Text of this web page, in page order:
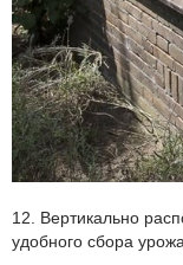
12. Вертикально
удобного сбора